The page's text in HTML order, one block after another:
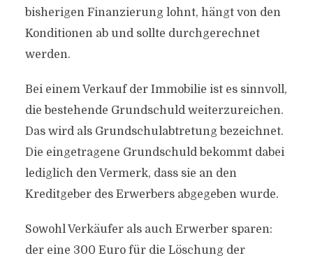
bisherigen Finanzierung lohnt, hängt von den
Konditionen ab und sollte durchgerechnet
werden.
Bei einem Verkauf der Immobilie ist es sinnvoll,
die bestehende Grundschuld weiterzureichen.
Das wird als Grundschulabtretung bezeichnet.
Die eingetragene Grundschuld bekommt dabei
lediglich den Vermerk, dass sie an den
Kreditgeber des Erwerbers abgegeben wurde.
Sowohl Verkäufer als auch Erwerber sparen:
der eine 300 Euro für die Löschung der